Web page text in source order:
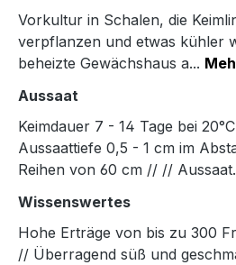
Vorkultur in Schalen, die
verpflanzen und etwas kühler
beheizte Gewächshaus a...
Aussaat
Keimdauer 7 - 14 Tage bei
Aussaattiefe 0,5 - 1 cm im
Reihen von 60 cm // //
Wissenswertes
Hohe Erträge von bis zu 300
// Überragend süß und